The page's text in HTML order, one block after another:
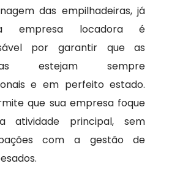
das empilhadeiras, já
empresa locadora é
por garantir que as
estejam sempre
e em perfeito estado.
que sua empresa foque
atividade principal, sem
com a gestão de